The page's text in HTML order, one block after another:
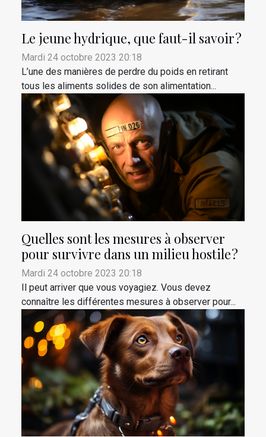
Le jeune hydrique, que faut-il savoir ?
Mardi 24 octobre 2023 20:18
L’une des manières de perdre du poids en retirant
tous les aliments solides de son alimentation...
Quelles sont les mesures à observer
pour survivre dans un milieu hostile ?
Mardi 24 octobre 2023 20:18
Il peut arriver que vous voyagiez. Vous devez
connaître les différentes mesures à observer pour...